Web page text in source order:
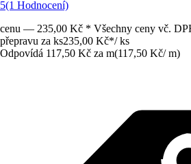
5(1 Hodnocení)
cenu — 235,00 Kč * Všechny ceny vč.
přepravu za ks235,00 Kč*/ ks
Odpovídá 117,50 Kč za m(117,50 Kč/ m)